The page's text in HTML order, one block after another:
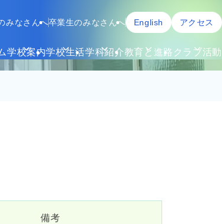
学校案内学校生活学科紹介教育と進路 クラブ活動
みなさんへ卒業生のみなさんへ English アクセス
備考